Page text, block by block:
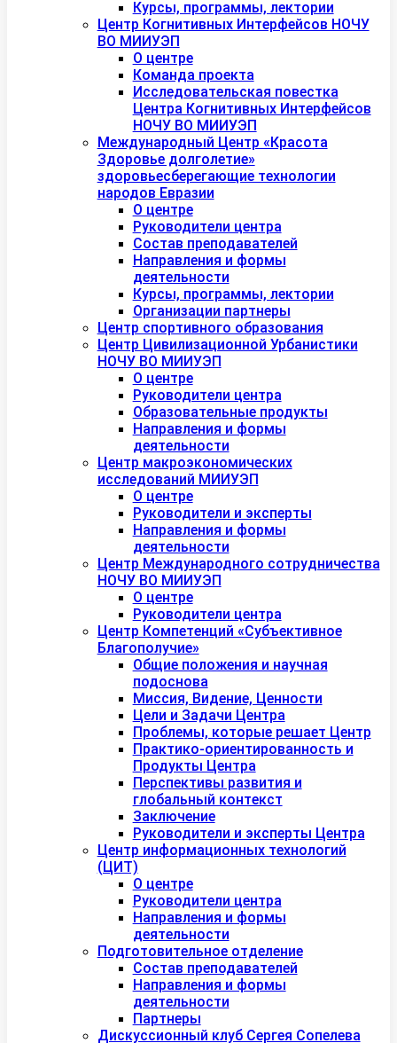
Курсы, программы, лектории
Центр Когнитивных Интерфейсов НОЧУ
ВО МИИУЭП
О центре
Команда проекта
Исследовательская повестка
Центра Когнитивных Интерфейсов
НОЧУ ВО МИИУЭП
Международный Центр «Красота
Здоровье долголетие»
здоровьесберегающие технологии
народов Евразии
О центре
Руководители центра
Состав преподавателей
Направления и формы
деятельности
Курсы, программы, лектории
Организации партнеры
Центр спортивного образования
Центр Цивилизационной Урбанистики
НОЧУ ВО МИИУЭП
О центре
Руководители центра
Образовательные продукты
Направления и формы
деятельности
Центр макроэкономических
исследований МИИУЭП
О центре
Руководители и эксперты
Направления и формы
деятельности
Центр Международного сотрудничества
НОЧУ ВО МИИУЭП
О центре
Руководители центра
Центр Компетенций «Субъективное
Благополучие»
Общие положения и научная
подоснова
Миссия, Видение, Ценности
Цели и Задачи Центра
Проблемы, которые решает Центр
Практико-ориентированность и
Продукты Центра
Перспективы развития и
глобальный контекст
Заключение
Руководители и эксперты Центра
Центр информационных технологий
(ЦИТ)
О центре
Руководители центра
Направления и формы
деятельности
Подготовительное отделение
Состав преподавателей
Направления и формы
деятельности
Партнеры
Дискуссионный клуб Сергея Сопелева